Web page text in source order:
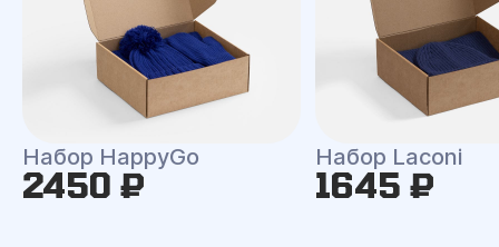
Набор HappyGo
2450 ₽
Набор Laconi
1645 ₽